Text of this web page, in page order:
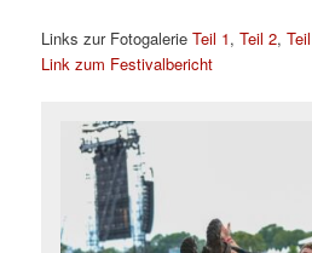
Links zur FotogalerieTeil 1,Teil 2,
Link zum Festivalbericht